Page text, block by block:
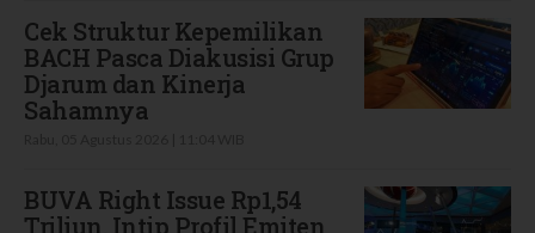
Cek Struktur Kepemilikan
BACH Pasca Diakusisi Grup
Djarum dan Kinerja
Sahamnya
BUVA Right Issue Rp1,54
Triliun, Intip Profil Emiten